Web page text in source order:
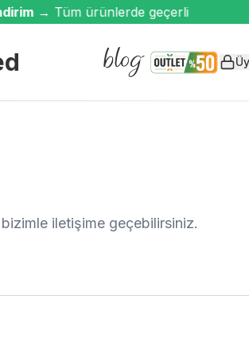
→ Tüm ürünlerde geçerli
iletişime geçebilirsiniz.